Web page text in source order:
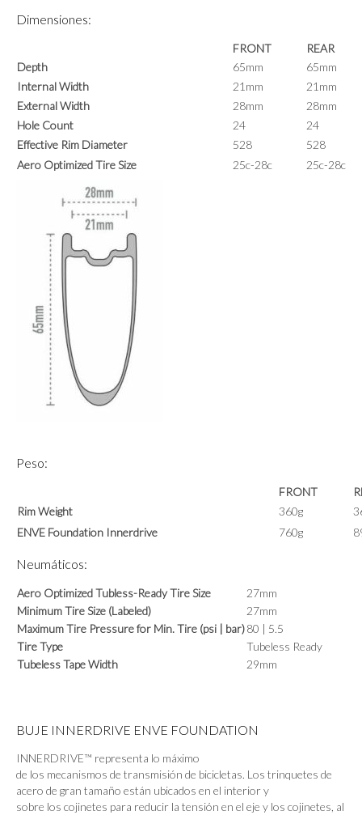
Dimensiones:
FRONT
REAR
Depth
65mm
65mm
Internal Width
21mm
21mm
External Width
28mm
28mm
Hole Count
24
24
Effective Rim Diameter
528
528
Aero Optimized Tire Size
25c-28c 25c-28c
Peso:
FRONT
Rim Weight
360g
ENVE Foundation Innerdrive
760g
Neumáticos:
Aero Optimized Tubless-Ready Tire Size
27mm
Minimum Tire Size (Labeled)
27mm
Maximum Tire Pressure for Min. Tire (psi | bar)80 | 5.5
Tire Type
Tubeless Ready
Tubeless Tape Width
29mm
BUJE INNERDRIVE ENVE FOUNDATION
INNERDRIVE™ representa lo máximo
de los mecanismos de transmisión de bicicletas. Los trinquetes de
acero de gran tamaño están ubicados en el interior y
sobre los cojinetes para reducir la tensión en el eje y los cojinetes, al